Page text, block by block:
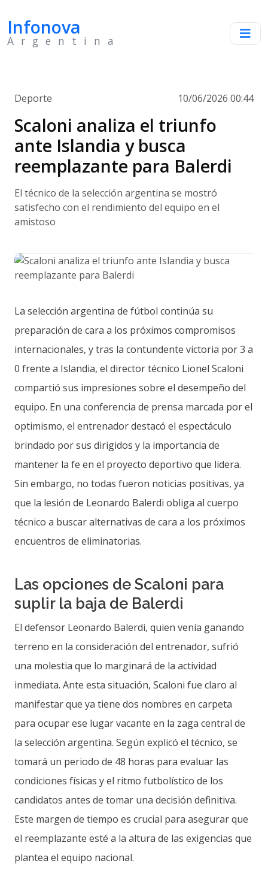
Infonova
Argentina
Deporte 10/06/2026 00:44
Scaloni analiza el triunfo
ante Islandia y busca
reemplazante para Balerdi
El técnico de la selección argentina se mostró
satisfecho con el rendimiento del equipo en el
amistoso
La selección argentina de fútbol continúa su
preparación de cara a los próximos compromisos
internacionales, y tras la contundente victoria por 3 a
0 frente a Islandia, el director técnico Lionel Scaloni
compartió sus impresiones sobre el desempeño del
equipo. En una conferencia de prensa marcada por el
optimismo, el entrenador destacó el espectáculo
brindado por sus dirigidos y la importancia de
mantener la fe en el proyecto deportivo que lidera.
Sin embargo, no todas fueron noticias positivas, ya
que la lesión de Leonardo Balerdi obliga al cuerpo
técnico a buscar alternativas de cara a los próximos
encuentros de eliminatorias.
Las opciones de Scaloni para
suplir la baja de Balerdi
El defensor Leonardo Balerdi, quien venía ganando
terreno en la consideración del entrenador, sufrió
una molestia que lo marginará de la actividad
inmediata. Ante esta situación, Scaloni fue claro al
manifestar que ya tiene dos nombres en carpeta
para ocupar ese lugar vacante en la zaga central de
la selección argentina. Según explicó el técnico, se
tomará un periodo de 48 horas para evaluar las
condiciones físicas y el ritmo futbolístico de los
candidatos antes de tomar una decisión definitiva.
Este margen de tiempo es crucial para asegurar que
el reemplazante esté a la altura de las exigencias que
plantea el equipo nacional.